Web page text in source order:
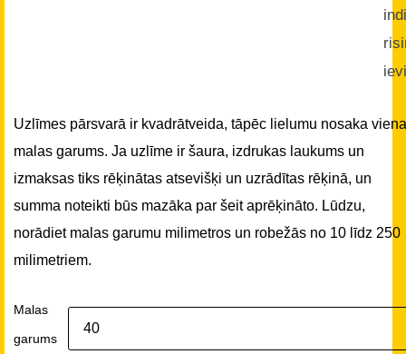
Uzlīmes pārsvarā ir kvadrātveida, tāpēc lielumu nosaka
malas garums. Ja uzlīme ir šaura, izdrukas laukums un
izmaksas tiks rēķinātas atsevišķi un uzrādītas rēķinā, un
summa noteikti būs mazāka par šeit aprēķināto. Lūdzu,
norādiet malas garumu milimetros un robežās no 10 līdz 250
milimetriem.
Malas
garums